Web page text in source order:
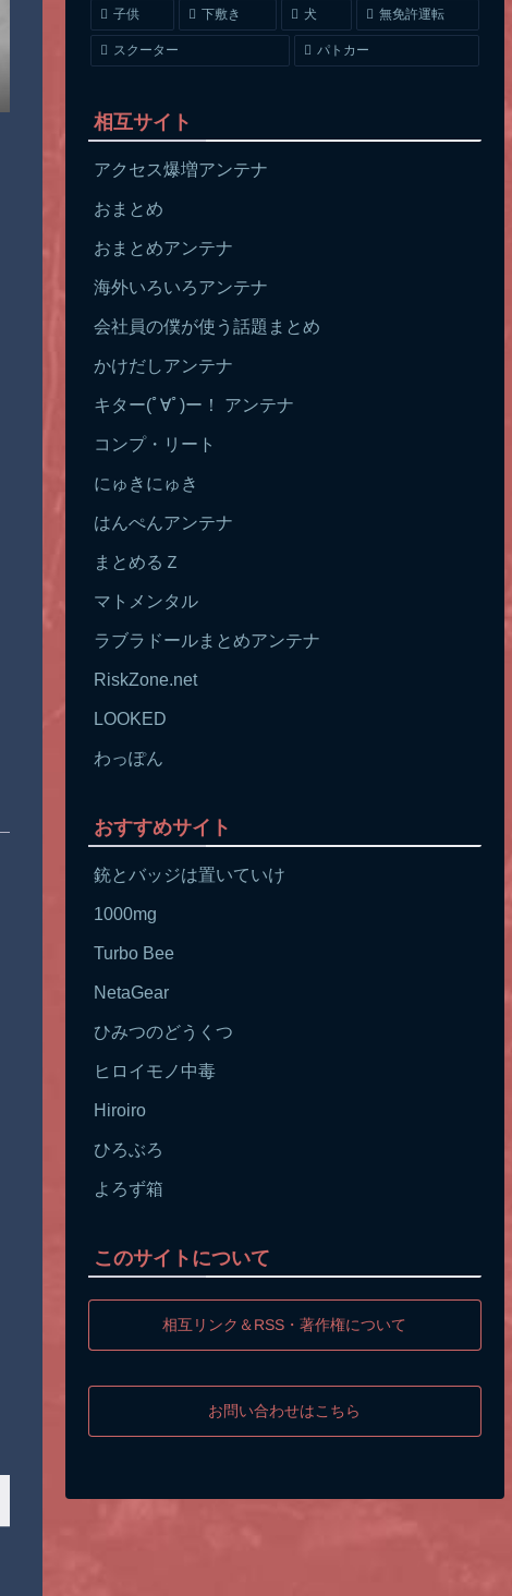
子供 下敷き 犬 無免許運転
スクーター パトカー
相互サイト
アクセス爆増アンテナ
おまとめ
おまとめアンテナ
海外いろいろアンテナ
会社員の僕が使う話題まとめ
かけだしアンテナ
キター(ﾟ∀ﾟ)ー！ アンテナ
コンプ・リート
にゅきにゅき
はんぺんアンテナ
まとめるＺ
マトメンタル
ラブラドールまとめアンテナ
RiskZone.net
LOOKED
わっぽん
おすすめサイト
銃とバッジは置いていけ
1000mg
Turbo Bee
NetaGear
ひみつのどうくつ
ヒロイモノ中毒
Hiroiro
ひろぶろ
よろず箱
このサイトについて
相互リンク＆RSS・著作権について
お問い合わせはこちら